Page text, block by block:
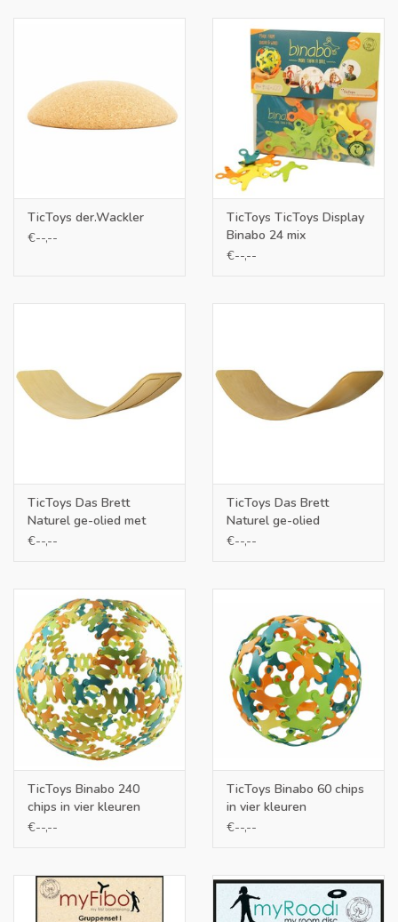
TicToys der.Wackler
€--,--
TicToys TicToys Display
Binabo 24 mix
constructiestukjes
€--,--
TicToys Das Brett
Naturel ge-olied met
kurk
€--,--
TicToys Das Brett
Naturel ge-olied
€--,--
TicToys Binabo 240
chips in vier kleuren
€--,--
TicToys Binabo 60 chips
in vier kleuren
€--,--